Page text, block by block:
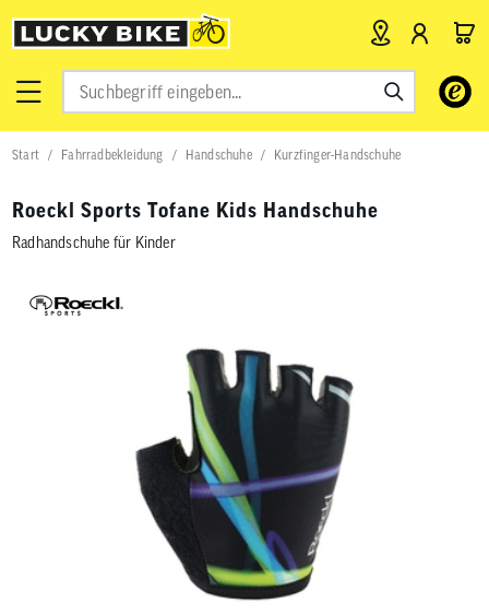
Verwende
Pfeile
nach
Start Fahrradbekleidung Handschuhe Kurzfinger-Handschuhe
Roeckl Sports Tofane Kids Handschuhe
Radhandschuhe für Kinder